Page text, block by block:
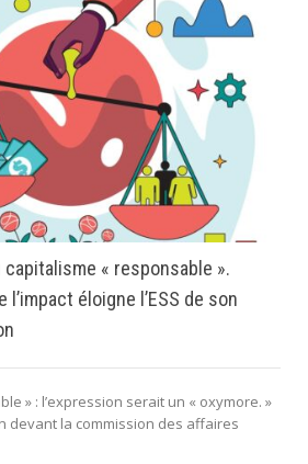
capitalisme « responsable ».
l’impact éloigne l’ESS de son
» : l’expression serait un « oxymore. »
devant la commission des affaires